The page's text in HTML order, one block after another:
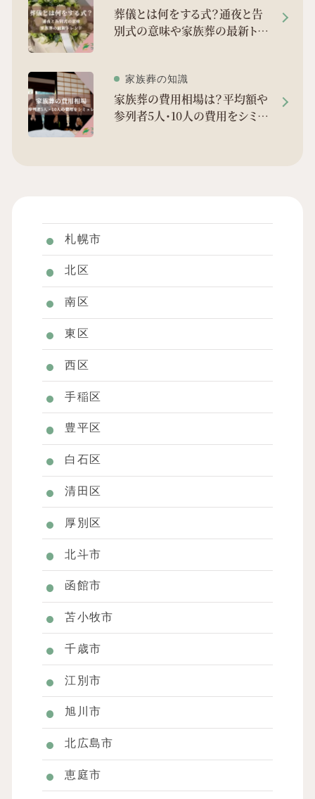
葬儀とは何をする式？通夜と告
別式の意味や家族葬の最新トレ
家族葬の知識
家族葬の費用相場は？平均額や
参列者5人・10人の費用をシミュ
札幌市
北区
南区
東区
西区
手稲区
豊平区
白石区
清田区
厚別区
北斗市
函館市
苫小牧市
千歳市
江別市
旭川市
北広島市
恵庭市